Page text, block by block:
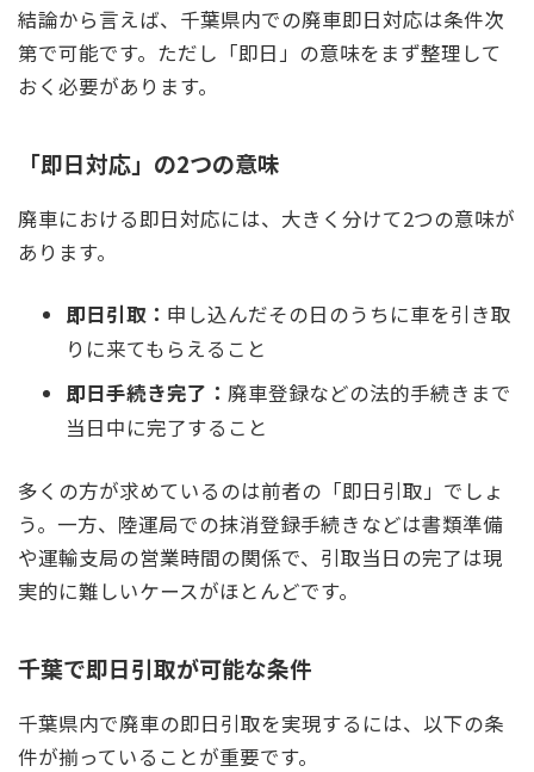
結論から言えば、千葉県内での廃車即日対応は条件次
第で可能です。ただし「即日」の意味をまず整理して
おく必要があります。
「即日対応」の2つの意味
廃車における即日対応には、大きく分けて2つの意味が
あります。
即日引取： 申し込んだその日のうちに車を引き取
りに来てもらえること
即日手続き完了： 廃車登録などの法的手続きまで
当日中に完了すること
多くの方が求めているのは前者の「即日引取」でしょ
う。一方、陸運局での抹消登録手続きなどは書類準備
や運輸支局の営業時間の関係で、引取当日の完了は現
実的に難しいケースがほとんどです。
千葉で即日引取が可能な条件
千葉県内で廃車の即日引取を実現するには、以下の条
件が揃っていることが重要です。